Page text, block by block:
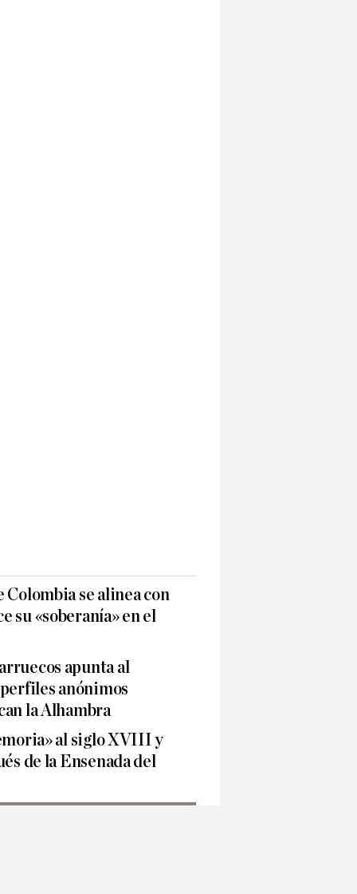
se alinea con
su «soberanía» en el
apunta al
anónimos
la Alhambra
al siglo XVIII y
de la Ensenada del